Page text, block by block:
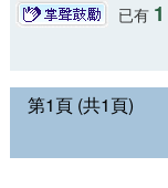
已有 1
第1頁 (共1頁)